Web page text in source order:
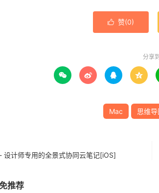
 赞(0)
分享到
   
Mac 思维导
设计师专用的全景式协同云笔记[iOS]
推荐